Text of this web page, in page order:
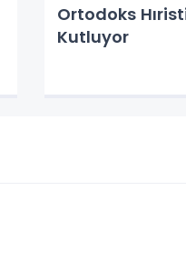
Ortodoks
Kutluyor